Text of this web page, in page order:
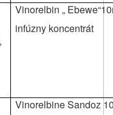
Vinorelbin „
infúzny koncentrát
Vinorelbine Sandoz